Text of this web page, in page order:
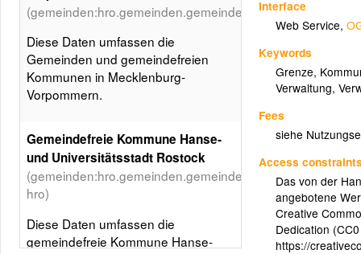
Interface
Web Service,
Keywords
Grenze,
Verwaltung,
Fees
siehe
Access
Das von der
angebotene
Creative
Dedication
https://
(gemeinden:hro.gemeinden.gemeinden)
Diese Daten umfassen die
Gemeinden und gemeindefreien
Kommunen in Mecklenburg-
Vorpommern.
Gemeindefreie Kommune Hanse-
und Universitätsstadt Rostock
(gemeinden:hro.gemeinden.gemeinde-
hro)
Diese Daten umfassen die
gemeindefreie Kommune Hanse-